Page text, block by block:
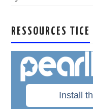
RESSOURCES TICE